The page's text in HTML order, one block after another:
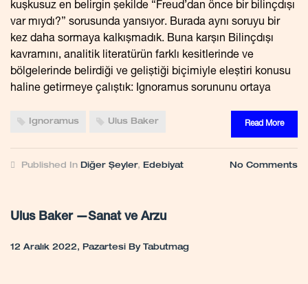
kuşkusuz en belirgin şekilde “Freud’dan önce bir bilinçdışı
var mıydı?” sorusunda yansıyor. Burada aynı soruyu bir
kez daha sormaya kalkışmadık. Buna karşın Bilinçdışı
kavramını, analitik literatürün farklı kesitlerinde ve
bölgelerinde belirdiği ve geliştiği biçimiyle eleştiri konusu
haline getirmeye çalıştık: Ignoramus sorununu ortaya
Ignoramus Ulus Baker Read More
Published In Diğer Şeyler, Edebiyat No Comments
Ulus Baker —Sanat ve Arzu
12 Aralık 2022, Pazartesi By Tabutmag